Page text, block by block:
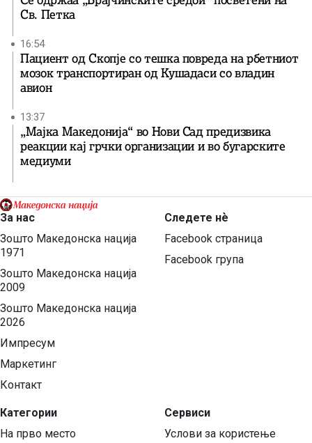
Св. Петка
16:54
Пациент од Скопје со тешка повреда на рбетниот
мозок транспортиран од Кушадаси со владин
авион
13:37
„Мајка Македонија“ во Нови Сад предизвика
реакции кај грчки организации и во бугарските
медиуми
За нас
Зошто Македонска нација
1971
Зошто Македонска нација
2009
Зошто Македонска нација
2026
Импресум
Маркетинг
Контакт
Категории
На прво место
Следете нѐ
Facebook страница
Facebook група
Сервиси
Услови за користење